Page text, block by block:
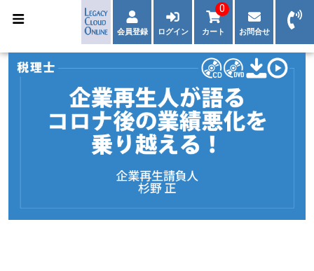
会員登録 ログイン カート
0
お問合せ